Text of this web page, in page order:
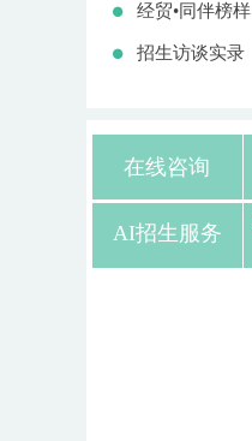
经贸•同伴榜样
招生访谈实录
在线咨询
AI招生服务